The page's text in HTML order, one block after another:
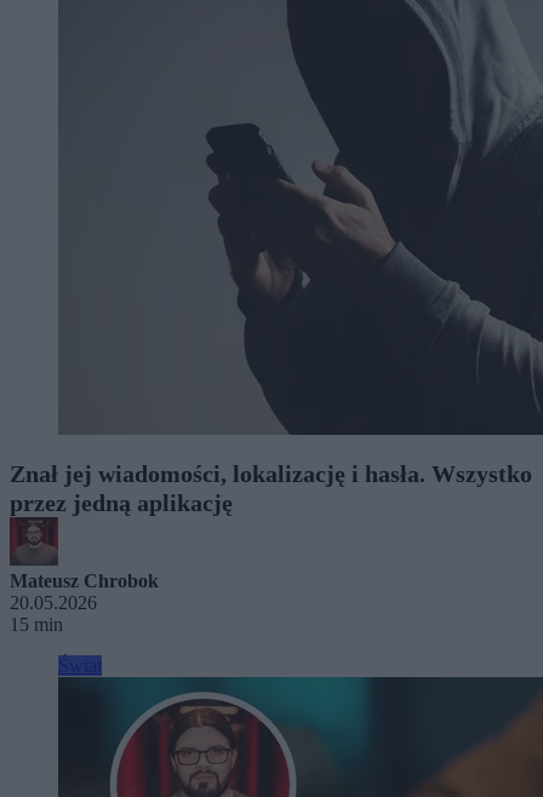
Znał jej wiadomości, lokalizację i hasła. Wszystko
przez jedną aplikację
Mateusz Chrobok
20.05.2026
15 min